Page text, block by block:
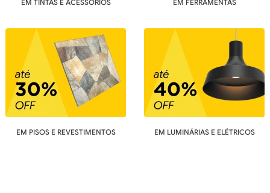
EM TINTAS E ACESSÓRIOS EM FERRAMENTAS
EM PISOS E REVESTIMENTOS EM LUMINÁRIAS E ELÉTRICOS